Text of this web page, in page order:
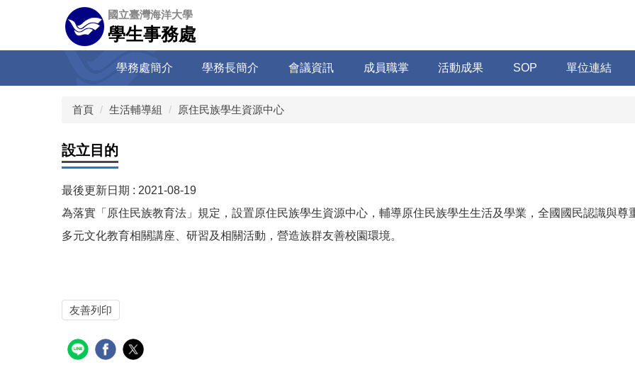
容
國立臺灣海洋大學
學生事務處
學務處簡介 學務長簡介 會議資訊 成員職掌 活動成果 SOP 單位連結
首頁 生活輔導組 原住民族學生資源中心
設立目的
最後更新日期 : 2021-08-19
為落實「原住民族教育法」規定，設置原住民族學生資源中心，輔導原住民族學生生活及學業，全國國民認識與
多元文化教育相關講座、研習及相關活動，營造族群友善校園環境。
友善列印